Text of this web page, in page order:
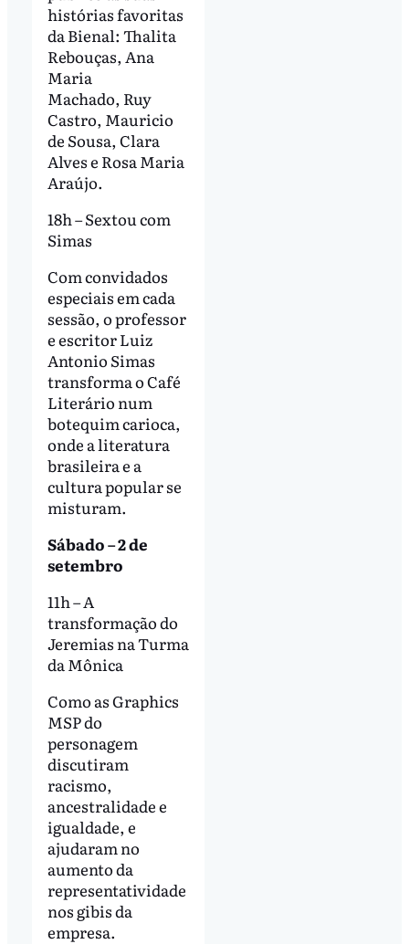
histórias favoritas
da Bienal: Thalita
Rebouças, Ana
Maria
Machado, Ruy
Castro, Mauricio
de Sousa, Clara
Alves e Rosa Maria
Araújo.
18h – Sextou com
Simas
Com convidados
especiais em cada
sessão, o professor
e escritor Luiz
Antonio Simas
transforma o Café
Literário num
botequim carioca,
onde a literatura
brasileira e a
cultura popular se
misturam.
Sábado – 2 de
setembro
11h – A
transformação do
Jeremias na Turma
da Mônica
Como as Graphics
MSP do
personagem
discutiram
racismo,
ancestralidade e
igualdade, e
ajudaram no
aumento da
representatividade
nos gibis da
empresa.